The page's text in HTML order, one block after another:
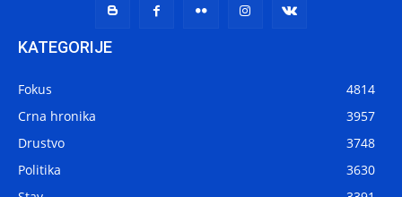
KATEGORIJE
Fokus
4814
Crna hronika
3957
Drustvo
3748
Politika
3630